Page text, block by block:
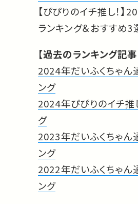
【ぴぴりのイチ推し！
ランキング＆おすすめ3
【過去のランキング記事
2024年だいふくちゃん
ング
2024年ぴぴりのイチ推
グ
2023年だいふくちゃん
ング
2022年だいふくちゃん
ング